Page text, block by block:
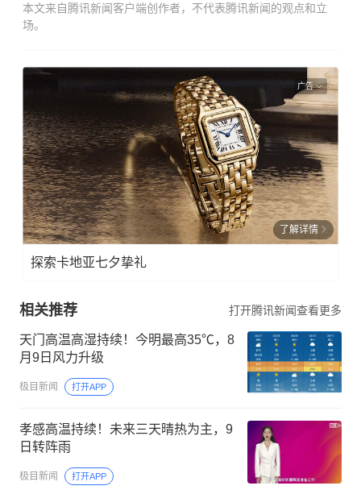
本文来自腾讯新闻客户端创作者，不代表腾讯新闻的观点和立
场。
广告
了解详情
探索卡地亚七夕挚礼
相关推荐 打开腾讯新闻查看更多
天门高温高湿持续！今明最高35℃，8
月9日风力升级
极目新闻 打开APP
孝感高温持续！未来三天晴热为主，9
日转阵雨
极目新闻 打开APP